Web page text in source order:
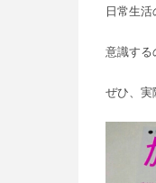
日常生活
意識する
ぜひ、実